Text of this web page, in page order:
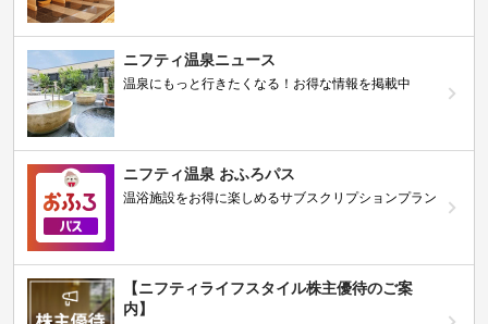
ニフティ温泉ニュース
温泉にもっと行きたくなる！お得な情報を掲載中
ニフティ温泉 おふろパス
温浴施設をお得に楽しめるサブスクリプションプラン
【ニフティライフスタイル株主優待のご案
内】